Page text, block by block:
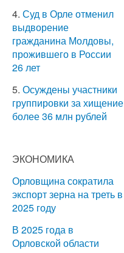
4. Суд в Орле отменил
выдворение
гражданина Молдовы,
прожившего в России
26 лет
5. Осуждены участники
группировки за хищение
более 36 млн рублей
ЭКОНОМИКА
Орловщина сократила
экспорт зерна на треть в
2025 году
В 2025 года в
Орловской области